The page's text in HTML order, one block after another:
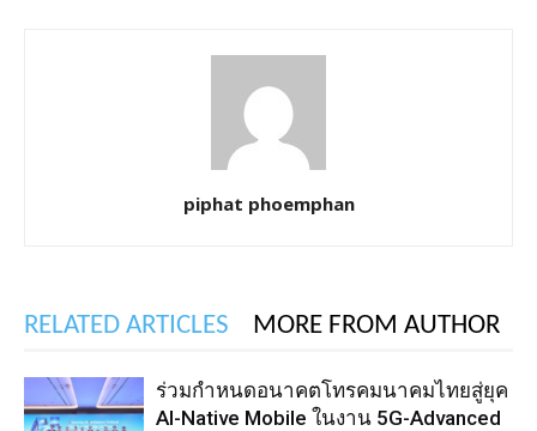
piphat phoemphan
RELATED ARTICLES MORE FROM AUTHOR
ร่วมกำหนดอนาคตโทรคมนาคมไทยสู่ยุค
AI-Native Mobile ในงาน 5G-Advanced